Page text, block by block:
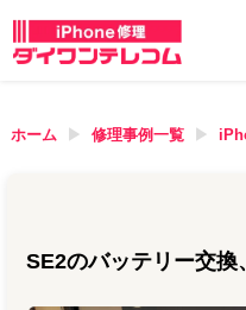
ホーム 修理事例一覧
SE2のバッテリー交換